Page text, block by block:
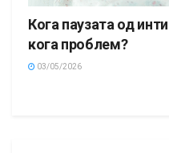
Кога паузата од
кога проблем?
03/05/2026